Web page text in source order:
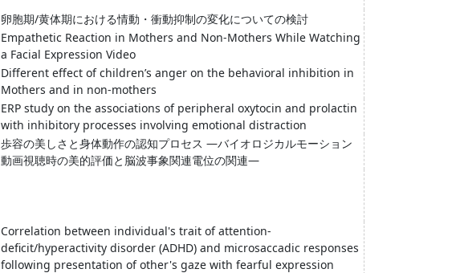
卵胞期/黄体期における情動・衝動抑制の変化についての検討
Empathetic Reaction in Mothers and Non-Mothers While Watching
a Facial Expression Video
Different effect of children’s anger on the behavioral inhibition in
Mothers and in non-mothers
ERP study on the associations of peripheral oxytocin and prolactin
with inhibitory processes involving emotional distraction
歩容の美しさと身体動作の認知プロセス ―バイオロジカルモーション
動画視聴時の美的評価と脳波事象関連電位の関連―
Correlation between individual's trait of attention-
deficit/hyperactivity disorder (ADHD) and microsaccadic responses
following presentation of other's gaze with fearful expression